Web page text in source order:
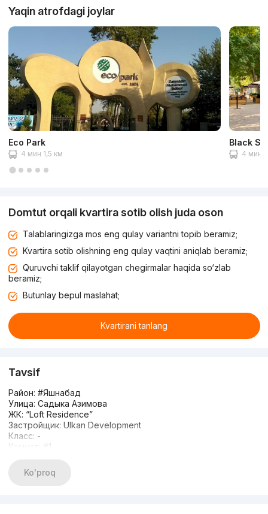
Yaqin atrofdagi joylar
Eco Park
4 мин 1,5 км
Black
4 мин
Domtut orqali kvartira sotib olish juda oson
Talablaringizga mos eng qulay variantni topib beramiz;
Kvartira sotib olishning eng qulay vaqtini aniqlab beramiz;
Quruvchi taklif qilayotgan chegirmalar haqida so‘zlab
beramiz;
Butunlay bepul maslahat;
Kvartirani tanlang
Tavsif
Район: #Яшнабад
Улица: Садыка Азимова
ЖК: “Loft Residence”
Застройщик: Ulkan Development
Класс: -
Комнат: #1
Этажность: 12
Площадь: 35м2
Ko'proq